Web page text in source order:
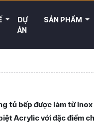
DỰ
ÁN
SẢN PHẨM
tủ bếp được làm từ
Acrylic với đặc điểm